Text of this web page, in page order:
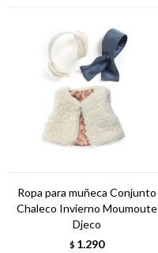
Ropa para muñeca Conjunto
Chaleco Invierno Moumoute
Djeco
$ 1.290